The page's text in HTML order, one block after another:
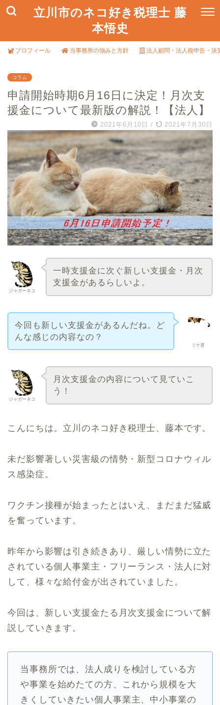
立川市のネコ好き税理士 藤
本悟史
プロフィール 当事務所の強みと方針 法人顧問・法人税申告・決
コラム
申請開始時期6月16日に決定！月次支
援金について最新版の解説！【法人】
2021年6月10日 / 2021年7月30日
ジャガーネコ
一時支援金に次ぐ新しい支援金・月次
支援金があるらしいよ。
ミケ君
今回も新しい支援金があるんだね。ど
んな感じの内容なの？
ジャガーネコ
月次支援金の内容について見ていこ
う！
こんにちは。立川のネコ好き税理士、藤本です。
未だ影響著しい災害級の情勢・新型コロナウィル
ス感染症。
ワクチン接種が始まったとはいえ、まだまだ猛威
を奮っています。
昨年から影響は引き続きあり、厳しい情勢に立た
されている個人事業主・フリーランス・法人に対
して、様々な給付金が出されていました。
今回は、新しい支援金たる月次支援金について解
説していきます。
当事務所では、法人成りを検討している方
や事業を始めたての方、これから規模を大
きくしていきたい個人事業主、中小事業の